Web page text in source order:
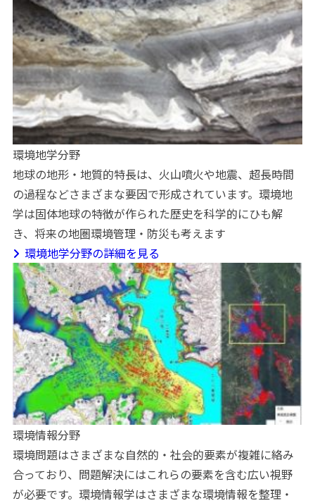
環境地学分野
地球の地形・地質的特長は、火山噴火や地震、超長時間
の過程などさまざまな要因で形成されています。環境地
学は固体地球の特徴が作られた歴史を科学的にひも解
き、将来の地圏環境管理・防災も考えます
環境地学分野の詳細を見る
環境情報分野
環境問題はさまざまな自然的・社会的要素が複雑に絡み
合っており、問題解決にはこれらの要素を含む広い視野
が必要です。環境情報学はさまざまな環境情報を整理・